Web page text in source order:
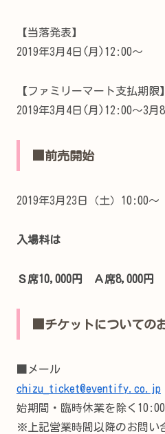
【当落発表】
2019年3月4日(月)12:00〜
【ファミリーマート支払期限】
2019年3月4日(月)12:00〜3月
■前売開始
2019年3月23日（土）10:00～
入場料は
Ｓ席10,000円 Ａ席8,000円
■チケットについての
■メール
chizu_ticket@eventify.co.jp
始期間・臨時休業を除く10:00
※上記営業時間以降のお問い